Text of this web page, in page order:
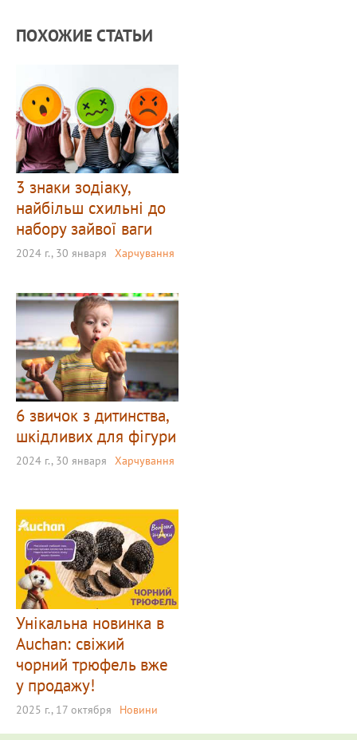
ПОХОЖИЕ СТАТЬИ
3 знаки зодіаку,
найбільш схильні до
набору зайвої ваги
2024 г., 30 января Харчування
6 звичок з дитинства,
шкідливих для фігури
2024 г., 30 января Харчування
Унікальна новинка в
Auchan: свіжий
чорний трюфель вже
у продажу!
2025 г., 17 октября Новини